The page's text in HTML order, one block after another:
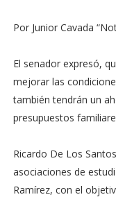
Por Junior Cavada
El senador expresó,
mejorar las
también tendrán un
presupuestos
Ricardo De Los
asociaciones de
Ramírez, con el